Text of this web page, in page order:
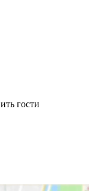
гости